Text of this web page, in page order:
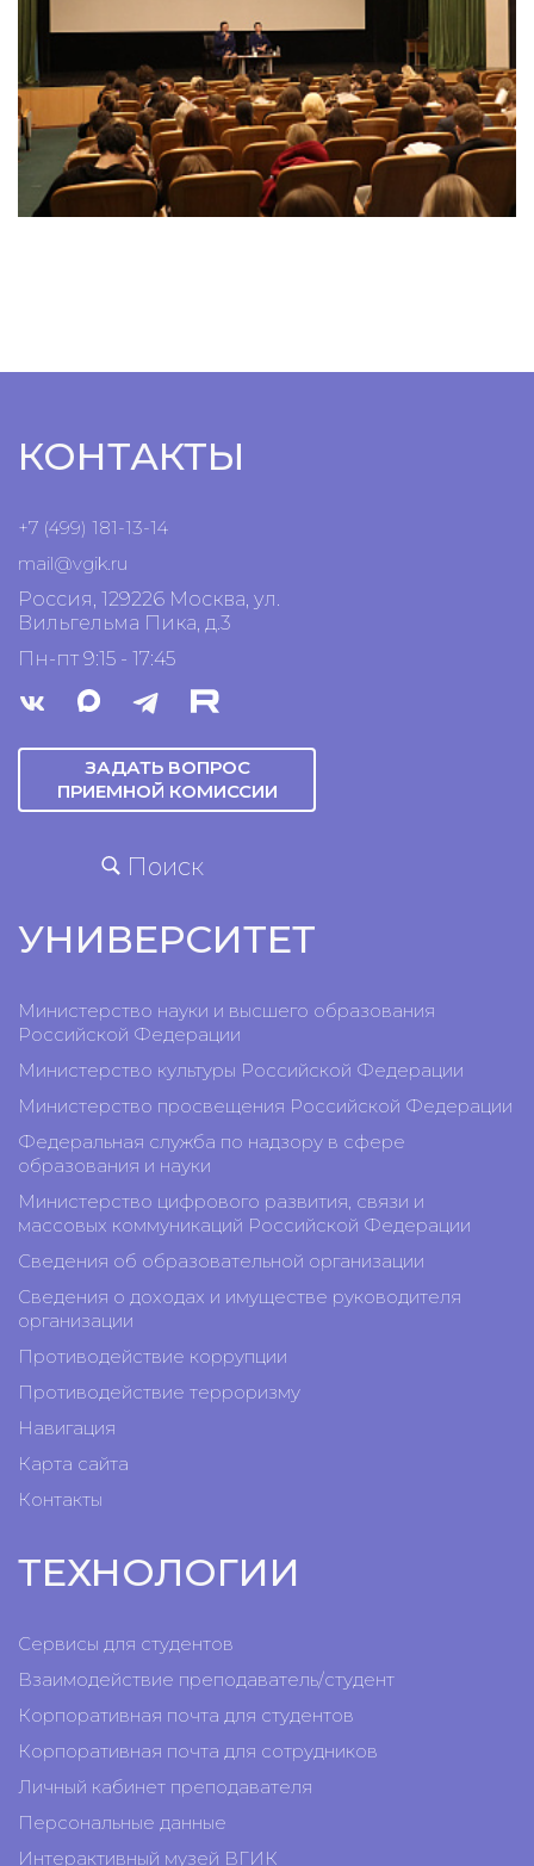
КОНТАКТЫ
+7 (499) 181-13-14
mail@vgik. ru
Россия, 129226 Москва, ул.
Вильгельма Пика, д.3
Пн-пт 9:15 - 17:45
ЗАДАТЬ ВОПРОС
ПРИЕМНОЙ КОМИССИИ
Поиск
УНИВЕРСИТЕТ
Министерство науки и высшего образования
Российской Федерации
Министерство культуры Российской Федерации
Министерство просвещения Российской Федерации
Федеральная служба по надзору в сфере
образования и науки
Министерство цифрового развития, связи и
массовых коммуникаций Российской Федерации
Сведения об образовательной организации
Сведения о доходах и имуществе руководителя
организации
Противодействие коррупции
Противодействие терроризму
Навигация
Карта сайта
Контакты
ТЕХНОЛОГИИ
Сервисы для студентов
Взаимодействие преподаватель/студент
Корпоративная почта для студентов
Корпоративная почта для сотрудников
Личный кабинет преподавателя
Персональные данные
Интерактивный музей ВГИК